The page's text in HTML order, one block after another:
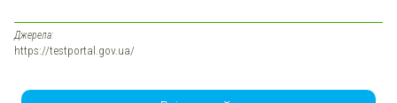
Джерела:
https://testportal.gov.ua/